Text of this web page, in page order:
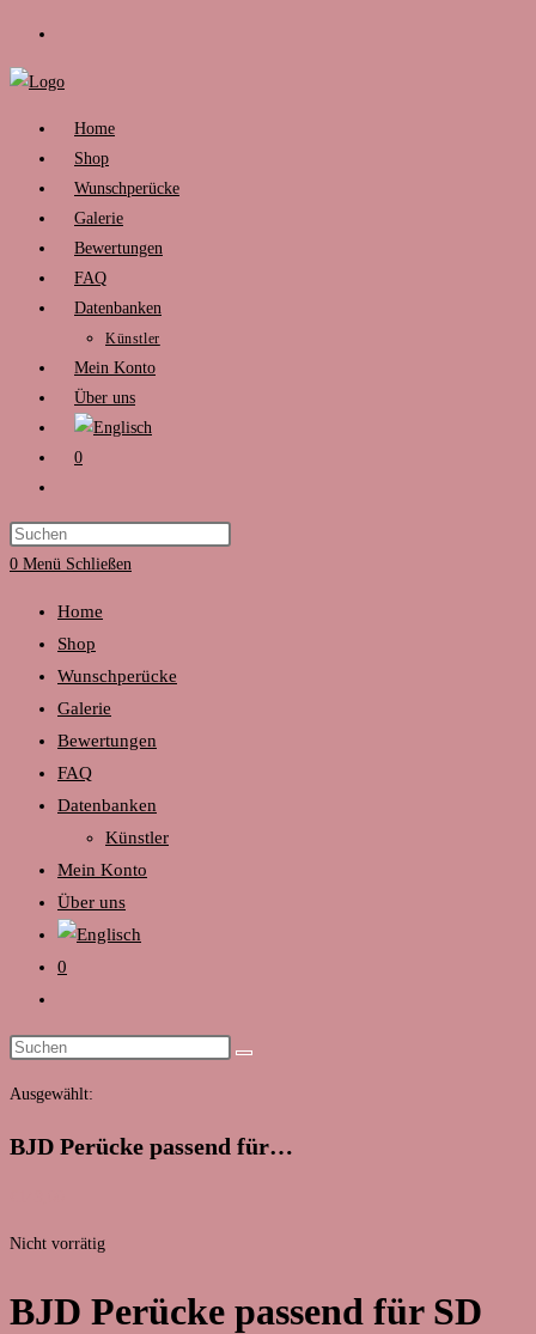
Zum
springen
Home
Shop
Wunschperücke
Galerie
Bewertungen
FAQ
Datenbanken
Künstler
Mein Konto
Über uns
0
umschalten
0 Menü Schließen
Home
Shop
Wunschperücke
Galerie
Bewertungen
FAQ
Datenbanken
Künstler
Mein Konto
Über uns
0
umschalten
Diese
durchsuchen
Ausgewählt:
BJD Perücke passend für…
Nicht vorrätig
BJD Perücke passend für SD